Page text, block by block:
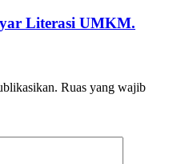
Literasi UMKM.
Ruas yang wajib